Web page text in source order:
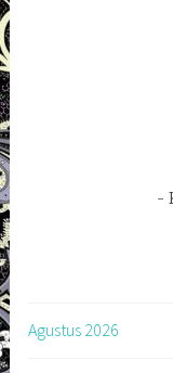
Agustus 2026